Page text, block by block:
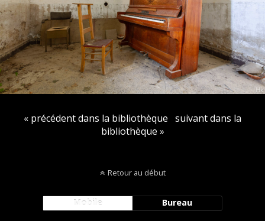
« précédent dans la bibliothèque suivant dans la
bibliothèque »
Retour au début
Mobile Bureau